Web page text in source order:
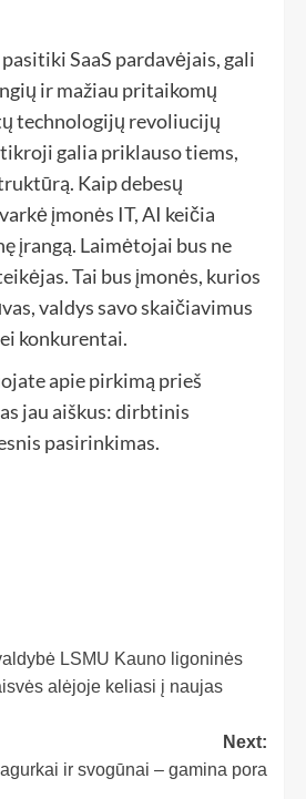
SaaS pardavėjais, gali
ir mažiau pritaikomų
technologijų revoliucijų
galia priklauso tiems,
Kaip debesų
įmonės IT, AI keičia
įrangą. Laimėtojai bus ne
Tai bus įmonės, kurios
valdys savo skaičiavimus
konkurentai.
apie pirkimą prieš
jau aiškus: dirbtinis
pasirinkimas.
LSMU Kauno ligoninės
alėjoje keliasi į naujas
Next:
ir svogūnai – gamina pora